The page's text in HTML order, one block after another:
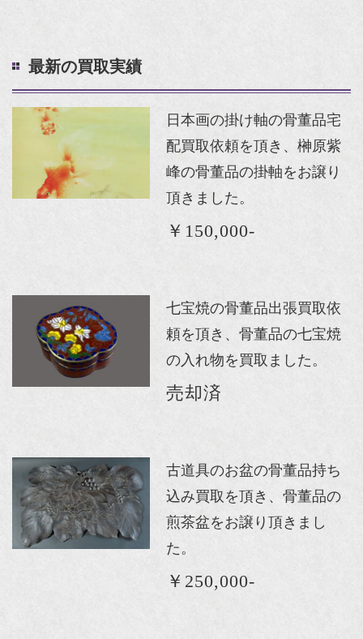
最新の買取実績
日本画の掛け軸の骨董品宅
配買取依頼を頂き、榊原紫
峰の骨董品の掛軸をお譲り
頂きました。
￥150,000-
七宝焼の骨董品出張買取依
頼を頂き、骨董品の七宝焼
の入れ物を買取ました。
売却済
古道具のお盆の骨董品持ち
込み買取を頂き、骨董品の
煎茶盆をお譲り頂きまし
た。
￥250,000-